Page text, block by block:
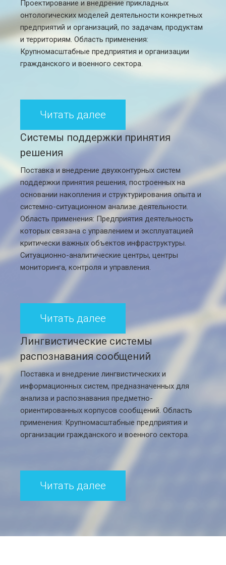
Проектирование и внедрение прикладных
онтологических моделей деятельности конкретных
предприятий и организаций, по задачам, продуктам
и территориям. Область применения:
Крупномасштабные предприятия и организации
гражданского и военного сектора.
Читать далее
Системы поддержки принятия
решения
Поставка и внедрение двухконтурных систем
поддержки принятия решения, построенных на
основании накопления и структурирования опыта и
системно-ситуационном анализе деятельности.
Область применения: Предприятия деятельность
которых связана с управлением и эксплуатацией
критически важных объектов инфраструктуры.
Ситуационно-аналитические центры, центры
мониторинга, контроля и управления.
Читать далее
Лингвистические системы
распознавания сообщений
Поставка и внедрение лингвистических и
информационных систем, предназначенных для
анализа и распознавания предметно-
ориентированных корпусов сообщений. Область
применения: Крупномасштабные предприятия и
организации гражданского и военного сектора.
Читать далее